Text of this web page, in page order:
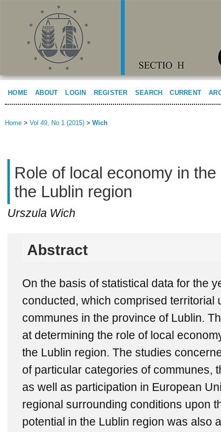
HOME ABOUT LOGIN REGISTER SEARCH CURRENT
Home > Vol 49, No 1 (2015) > Wich
Role of local economy in
the Lublin region
Urszula Wich
Abstract
On the basis of statistical data for the
conducted, which comprised territorial
communes in the province of Lublin.
at determining the role of local
the Lublin region. The studies
of particular categories of communes,
as well as participation in European
regional surrounding conditions upon
potential in the Lublin region was also